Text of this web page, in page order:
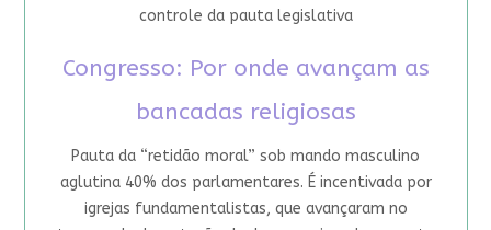
controle da pauta legislativa
Congresso: Por onde avançam as
bancadas religiosas
Pauta da “retidão moral” sob mando masculino
aglutina 40% dos parlamentares. É incentivada por
igrejas fundamentalistas, que avançaram no